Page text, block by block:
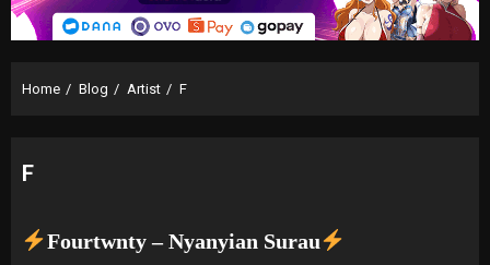
Home Blog Artist F
F
Fourtwnty – Nyanyian Surau